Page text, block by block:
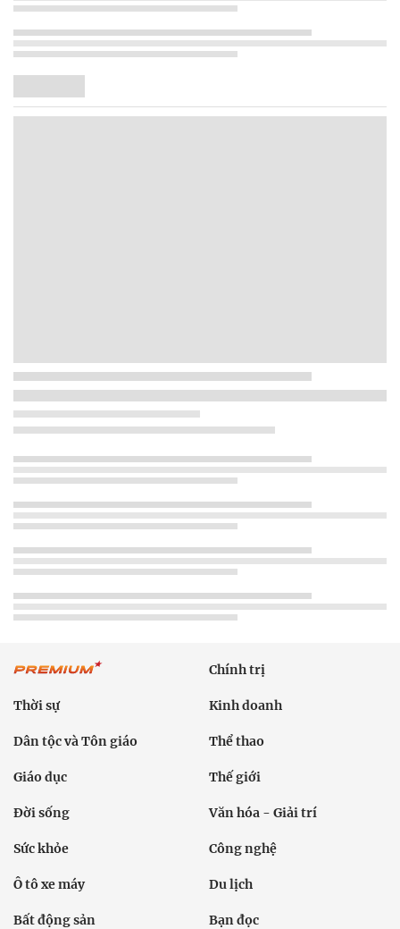
Chính trị
Thời sự Kinh doanh
Dân tộc và Tôn giáo Thể thao
Giáo dục Thế giới
Đời sống Văn hóa - Giải trí
Sức khỏe Công nghệ
Ô tô xe máy Du lịch
Bất động sản Bạn đọc